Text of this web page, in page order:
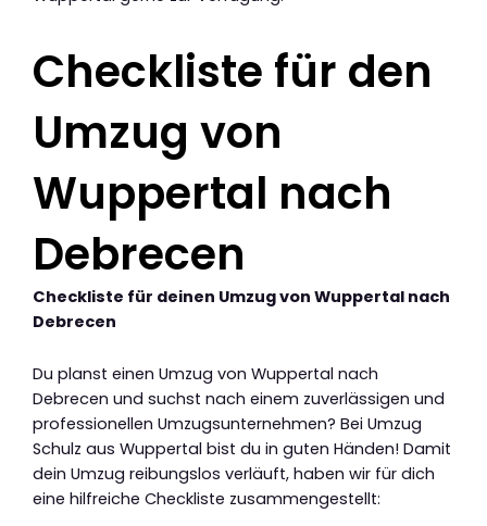
Checkliste für den
Umzug von
Wuppertal nach
Debrecen
Checkliste für deinen Umzug von Wuppertal nach
Debrecen
Du planst einen Umzug von Wuppertal nach
Debrecen und suchst nach einem zuverlässigen und
professionellen Umzugsunternehmen? Bei Umzug
Schulz aus Wuppertal bist du in guten Händen! Damit
dein Umzug reibungslos verläuft, haben wir für dich
eine hilfreiche Checkliste zusammengestellt: